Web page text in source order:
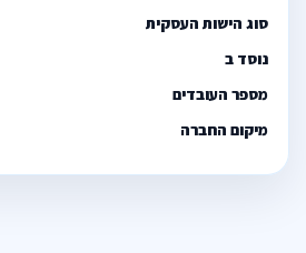
סוג הישות העסקית
נוסד ב
מספר העובדים
מיקום החברה